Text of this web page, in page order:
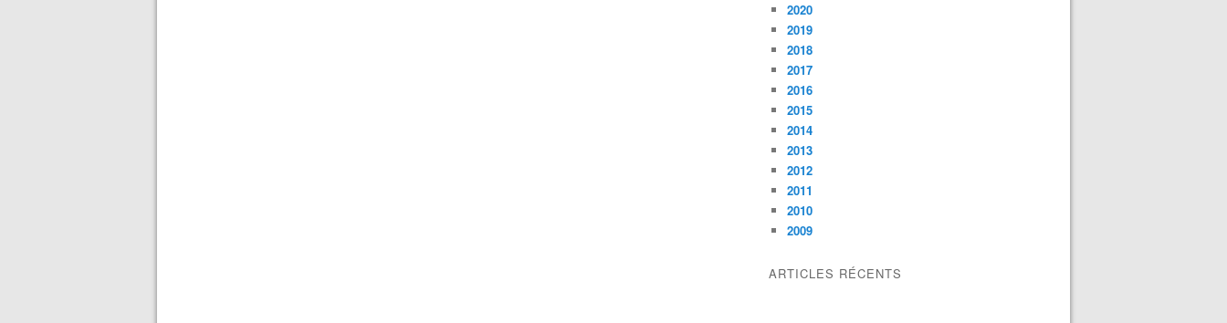
2020
2019
2018
2017
2016
2015
2014
2013
2012
2011
2010
2009
ARTICLES RÉCENTS